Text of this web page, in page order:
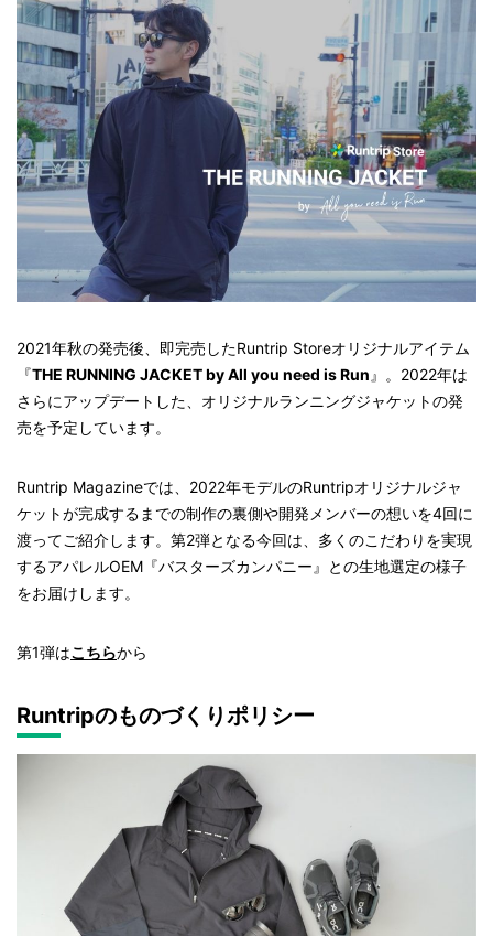
2021年秋の発売後、即完売したRuntrip Storeオリジナルアイテム
『THE RUNNING JACKET by All you need is Run 』。2022年は
さらにアップデートした、オリジナルランニングジャケットの発
売を予定しています。
Runtrip Magazineでは、2022年モデルのRuntripオリジナルジャ
ケットが完成するまでの制作の裏側や開発メンバーの想いを4回に
渡ってご紹介します。第2弾となる今回は、多くのこだわりを実現
するアパレルOEM『バスターズカンパニー』との生地選定の様子
をお届けします。
第1弾はこちらから
Runtripのものづくりポリシー